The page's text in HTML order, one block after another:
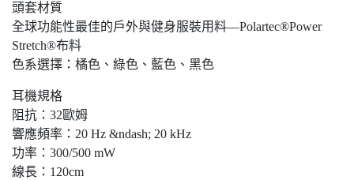
頭套材質
全球功能性最佳的戶外與健身服裝用料—Polartec®Power
Stretch®布料
色系選擇：橘色、綠色、藍色、黑色
耳機規格
阻抗：32歐姆
響應頻率：20 Hz &ndash; 20 kHz
功率：300/500 mW
線長：120cm